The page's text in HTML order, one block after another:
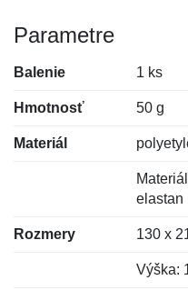
Parametre
Balenie 1 ks
Hmotnosť 50 g
Materiál
elastan
Rozmery 130 x
Výška: